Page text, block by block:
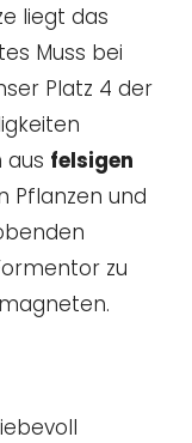
liegt das
Muss bei
Platz 4 der
aus felsigen
Pflanzen und
zu